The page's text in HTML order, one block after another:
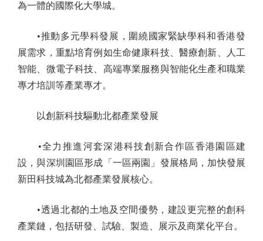
為一體的國際化大學城。
•推動多元學科發展，圍繞國家緊缺學科和香港發
展需求，重點培育例如生命健康科技、醫療創新、人工
智能、微電子科技、高端專業服務與智能化生產和職業
專才培訓等產業專才。
以創新科技驅動北都產業發展
•全力推進河套深港科技創新合作區香港園區建
設，與深圳園區形成「一區兩園」發展格局，加快發展
新田科技城為北都產業發展核心。
•透過北都的土地及空間優勢，建設更完整的創科
產業鏈，包括研發、試驗、製造、展示及商業化平台。